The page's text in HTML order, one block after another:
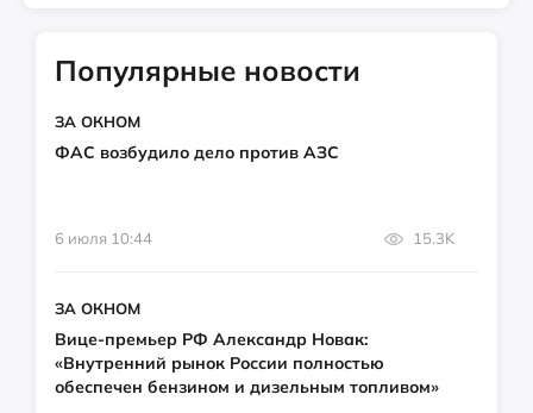
Популярные новости
ЗА ОКНОМ
ФАС возбудило дело против АЗС
6 июля 10:44 15.3K
ЗА ОКНОМ
Вице-премьер РФ Александр Новак:
«Внутренний рынок России полностью
обеспечен бензином и дизельным топливом»